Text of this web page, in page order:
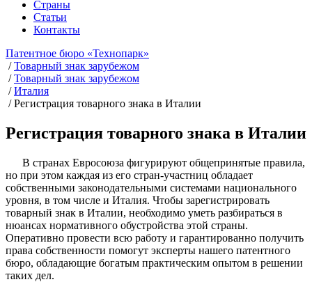
Страны
Статьи
Контакты
Патентное бюро «Технопарк»
/Товарный знак зарубежом
/Товарный знак зарубежом
/Италия
/Регистрация товарного знака в Италии
Регистрация товарного знака в Италии
В странах Евросоюза фигурируют общепринятые правила,
но при этом каждая из его стран-участниц обладает
собственными законодательными системами национального
уровня, в том числе и Италия. Чтобы зарегистрировать
товарный знак в Италии, необходимо уметь разбираться в
нюансах нормативного обустройства этой страны.
Оперативно провести всю работу и гарантированно получить
права собственности помогут эксперты нашего патентного
бюро, обладающие богатым практическим опытом в решении
таких дел.